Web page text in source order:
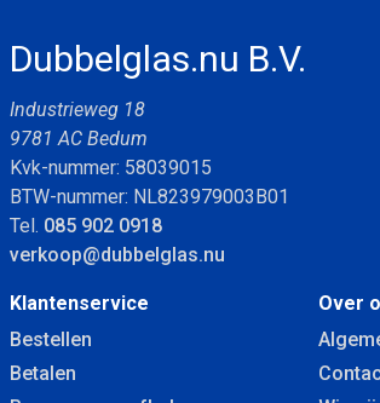
Dubbelglas.nu B.V.
Industrieweg 18
9781 AC Bedum
Kvk-nummer: 58039015
BTW-nummer: NL823979003B01
Tel. 085 902 0918
verkoop@dubbelglas.nu
Klantenservice
Bestellen
Betalen
Over